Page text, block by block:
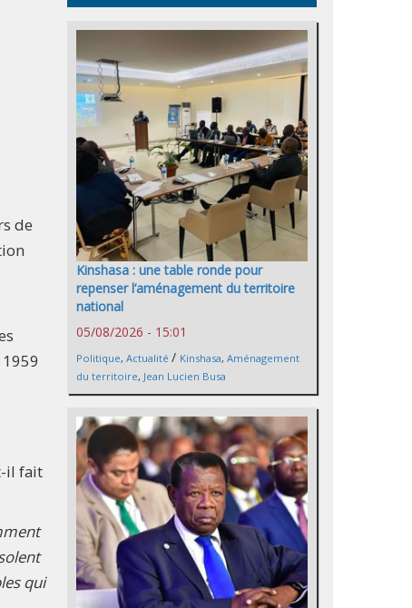
de
il fait
qui
Kinshasa : une table ronde pour
repenser l’aménagement du territoire
national
05/08/2026 - 15:01
Politique, Actualité / Kinshasa, Aménagement
du territoire, Jean Lucien Busa